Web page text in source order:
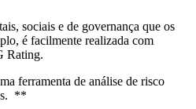
sociais e de governança que os
é facilmente realizada com
Rating.
ferramenta de análise de risco
**